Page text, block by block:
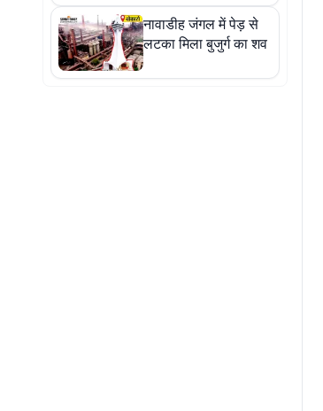
नावाडीह जंगल में पेड़ से
लटका मिला बुजुर्ग का शव